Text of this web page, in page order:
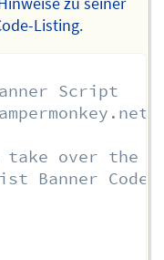
Listing.
Script
over the
Banner Coder